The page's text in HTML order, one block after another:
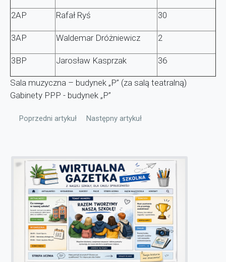
2AP Rafał Ryś 30
3AP Waldemar Dróżniewicz 2
3BP Jarosław Kasprzak 36
Sala muzyczna – budynek „P” (za salą teatralną)
Gabinety PPP - budynek „P”
Poprzedni artykuł: Samorząd uczniowski
Poprzedni artykuł Następny artykuł: Grono pedagogiczne
Następny artykuł